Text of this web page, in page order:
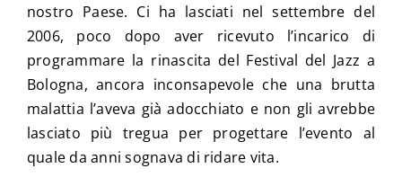
nostro Paese. Ci ha lasciati nel settembre del
2006, poco dopo aver ricevuto l’incarico di
programmare la rinascita del Festival del Jazz a
Bologna, ancora inconsapevole che una brutta
malattia l’aveva già adocchiato e non gli avrebbe
lasciato più tregua per progettare l’evento al
quale da anni sognava di ridare vita.